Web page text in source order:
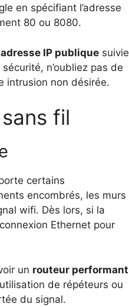
en spécifiant l’adresse
80 ou 8080.
adresse IP publique suivie
n’oubliez pas de
intrusion non désirée.
fil
certains
encombrés, les murs
wifi. Dès lors, si la
Ethernet pour
un routeur performant
de répéteurs ou
du signal.